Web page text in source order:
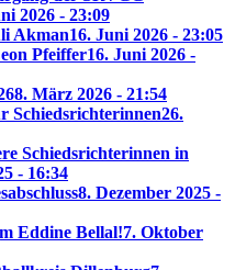
2026 - 23:09
Akman16. Juni 2026 - 23:05
Pfeiffer16. Juni 2026 -
8. März 2026 - 21:54
Schiedsrichterinnen26.
Schiedsrichterinnen in
- 16:34
8. Dezember 2025 -
Eddine Bellal!7. Oktober